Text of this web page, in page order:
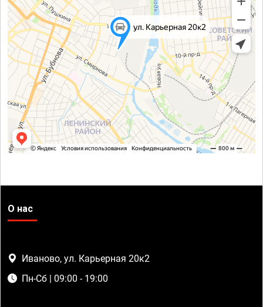
О нас
Иваново, ул. Карьерная 20к2
Пн-Сб | 09:00 - 19:00